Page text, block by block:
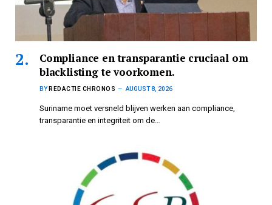
Compliance en transparantie cruciaal om
blacklisting te voorkomen.
BY REDACTIE CHRONOS AUGUST 8, 2026
Suriname moet versneld blijven werken aan compliance,
transparantie en integriteit om de…